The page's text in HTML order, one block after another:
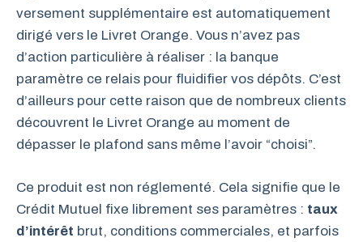
versement supplémentaire est automatiquement
dirigé vers le Livret Orange. Vous n’avez pas
d’action particulière à réaliser : la banque
paramètre ce relais pour fluidifier vos dépôts. C’est
d’ailleurs pour cette raison que de nombreux clients
découvrent le Livret Orange au moment de
dépasser le plafond sans même l’avoir “choisi”.
Ce produit est non réglementé. Cela signifie que le
Crédit Mutuel fixe librement ses paramètres : taux
d’intérêt brut, conditions commerciales, et parfois